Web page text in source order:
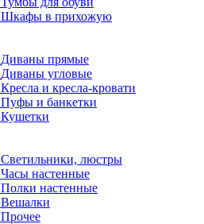
Шкафы в прихожую
Диваны прямые
Диваны угловые
Кресла и кресла-кровати
Пуфы и банкетки
Кушетки
Светильники, люстры
Часы настенные
Полки настенные
Вешалки
Прочее